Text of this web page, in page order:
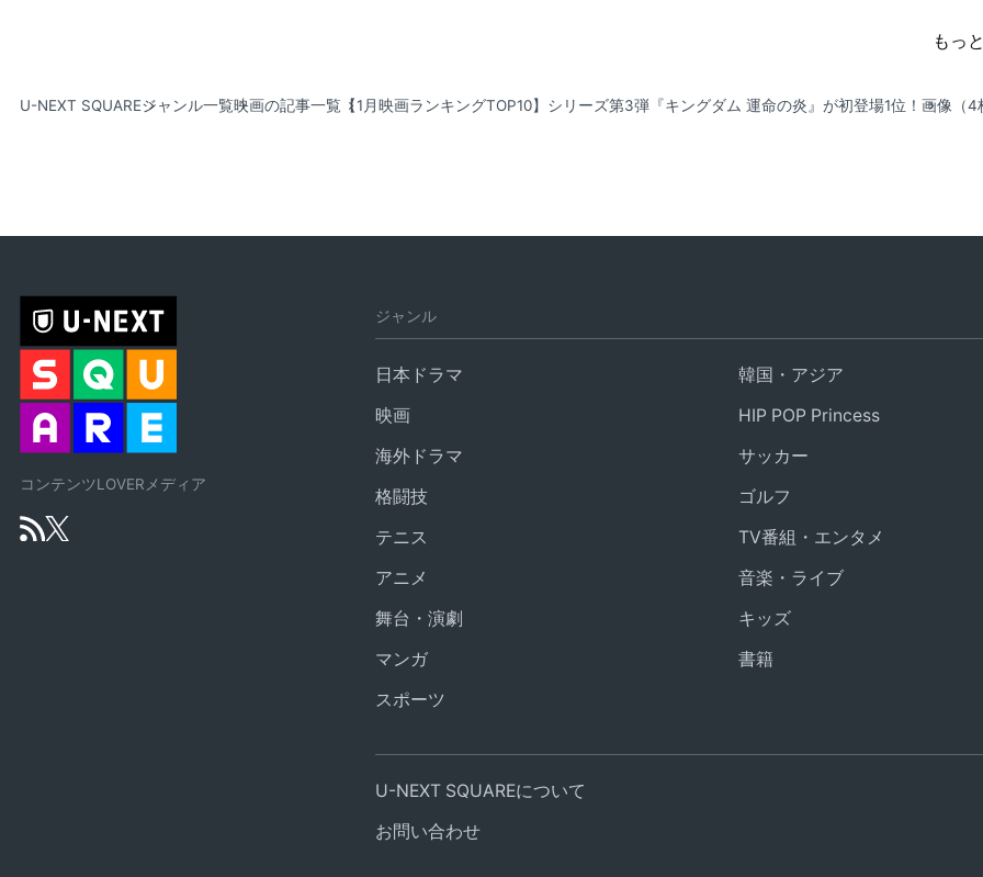
もっ
U-NEXT SQUAREジャンル一覧映画の記事一覧 【1月映画ランキングTOP10】シリーズ第3弾『キングダム 運命の炎』が初登場1位！ 画像（4
コンテンツLOVERメディア
ジャンル
日本ドラマ
韓国・アジア
映画
HIP POP Princess
海外ドラマ
サッカー
格闘技
ゴルフ
テニス
TV番組・エンタメ
アニメ
音楽・ライブ
舞台・演劇
キッズ
マンガ
書籍
スポーツ
U-NEXT SQUAREについて
お問い合わせ